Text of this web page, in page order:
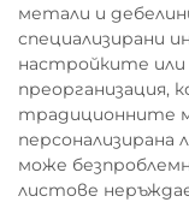
метали и
специализирани
настройките
преорганизация,
традиционните
персонализирана
може
листове